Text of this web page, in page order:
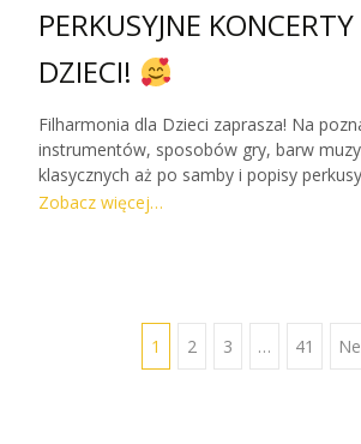
PERKUSYJNE
DZIECI!
Filharmonia dla Dzieci zaprasza! Na
instrumentów, sposobów gry, barw
klasycznych aż po samby i popisy
Dzieci nie znajdą tego nigdzie indziej! ♥
z całego świata i fortepian POZNAWANIE
INSTRUMENTÓWpodczas koncertu i po
KSIĄŻECZKI KONCERTOWE z wiedzą,
Zobacz więcej…
1 2 3 … 41